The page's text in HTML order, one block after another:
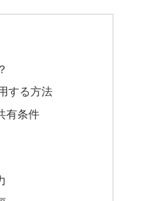
する方法
有条件